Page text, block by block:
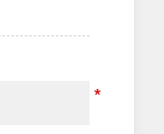
*